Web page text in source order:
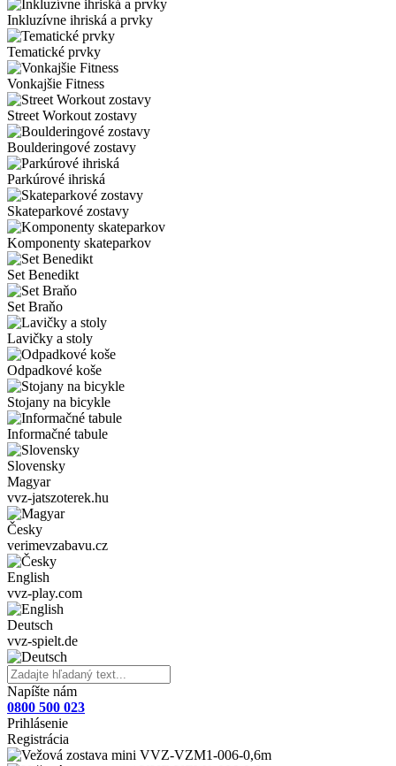
Inkluzívne ihriská a prvky
Tematické prvky
Vonkajšie Fitness
Street Workout zostavy
Boulderingové zostavy
Parkúrové ihriská
Skateparkové zostavy
Komponenty skateparkov
Set Benedikt
Set Braňo
Lavičky a stoly
Odpadkové koše
Stojany na bicykle
Informačné tabule
Slovensky
Magyar
vvz-jatszoterek.hu
Česky
verimevzabavu.cz
English
vvz-play.com
Deutsch
vvz-spielt.de
Napíšte nám
0800 500 023
Prihlásenie
Registrácia